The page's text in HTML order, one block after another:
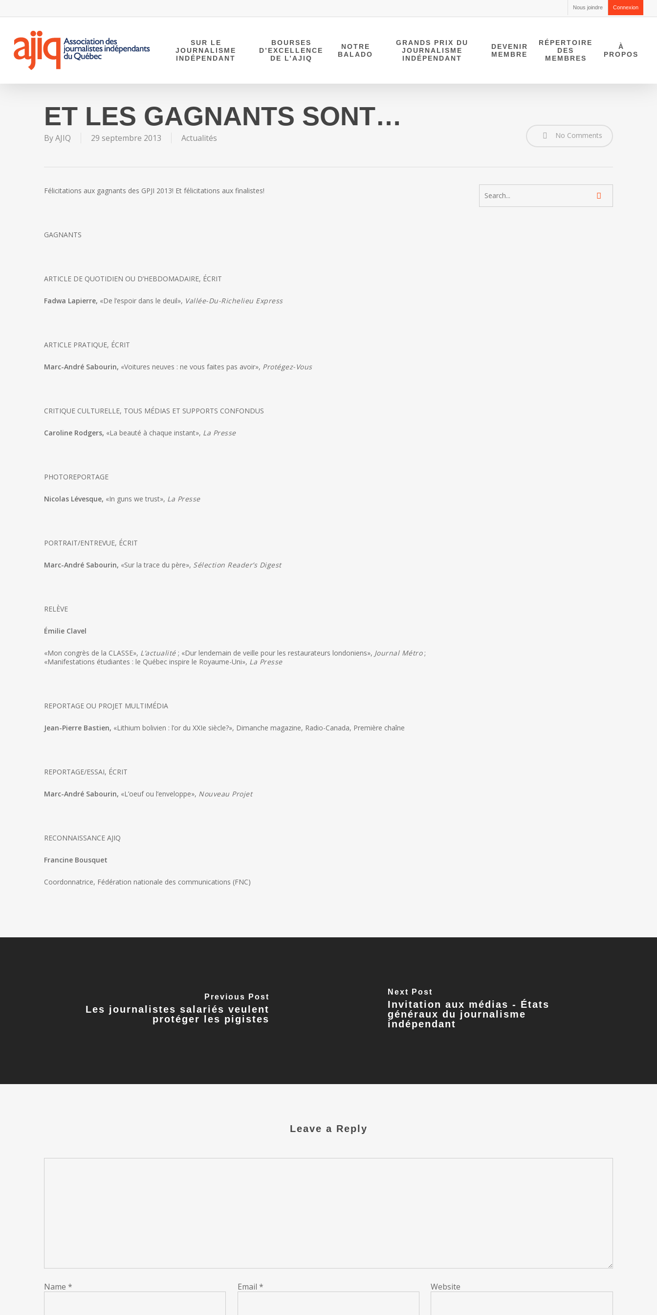
Nous joindre Connexion
SUR LE
JOURNALISME
INDÉPENDANT
BOURSES
D’EXCELLENCE
DE L’AJIQ
NOTRE
BALADO
GRANDS PRIX DU
JOURNALISME
INDÉPENDANT
DEVENIR
MEMBRE
RÉPERTOIRE
DES
MEMBRES
À
PROPOS
ET LES GAGNANTS SONT…
ByAJIQ 29 septembre 2013 Actualités No Comments
Félicitations aux gagnants des GPJI 2013! Et félicitations aux finalistes!
GAGNANTS
ARTICLE DE QUOTIDIEN OU D’HEBDOMADAIRE, ÉCRIT
Fadwa Lapierre, «De l’espoir dans le deuil», Vallée-Du-Richelieu Express
ARTICLE PRATIQUE, ÉCRIT
Marc-André Sabourin, «Voitures neuves : ne vous faites pas avoir», Protégez-Vous
CRITIQUE CULTURELLE, TOUS MÉDIAS ET SUPPORTS CONFONDUS
Caroline Rodgers, «La beauté à chaque instant», La Presse
PHOTOREPORTAGE
Nicolas Lévesque, «In guns we trust», La Presse
PORTRAIT/ENTREVUE, ÉCRIT
Marc-André Sabourin, «Sur la trace du père», Sélection Reader’s Digest
RELÈVE
Émilie Clavel
«Mon congrès de la CLASSE», L’actualité; «Dur lendemain de veille pour les restaurateurs londoniens», Journal Métro;
«Manifestations étudiantes : le Québec inspire le Royaume-Uni», La Presse
REPORTAGE OU PROJET MULTIMÉDIA
Jean-Pierre Bastien, «Lithium bolivien : l’or du XXIe siècle?», Dimanche magazine, Radio-Canada, Première chaîne
REPORTAGE/ESSAI, ÉCRIT
Marc-André Sabourin, «L’oeuf ou l’enveloppe», Nouveau Projet
RECONNAISSANCE AJIQ
Francine Bousquet
Coordonnatrice, Fédération nationale des communications (FNC)
Previous Post
Les journalistes salariés veulent
protéger les pigistes
Next Post
Invitation aux médias - États
généraux du journalisme
indépendant
Leave a Reply
Name * Email * Website